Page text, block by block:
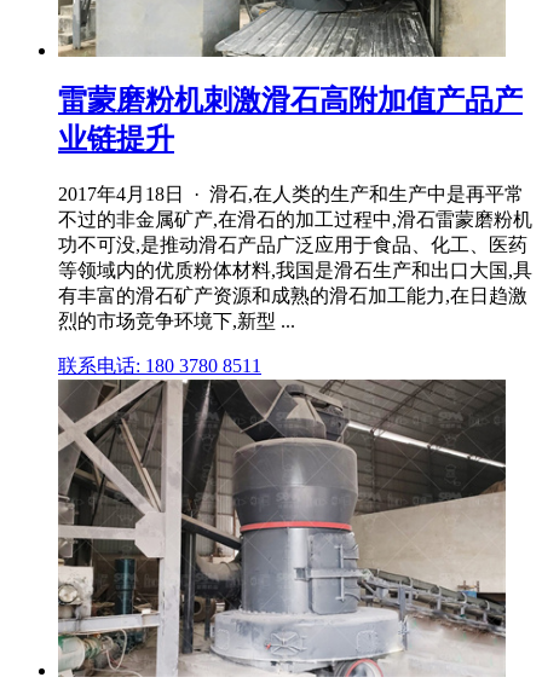
雷蒙磨粉机刺激滑石高附加值产品产
业链提升
2017年4月18日 · 滑石,在人类的生产和生产中是再平常
不过的非金属矿产,在滑石的加工过程中,滑石雷蒙磨粉机
功不可没,是推动滑石产品广泛应用于食品、化工、医药
等领域内的优质粉体材料,我国是滑石生产和出口大国,具
有丰富的滑石矿产资源和成熟的滑石加工能力,在日趋激
烈的市场竞争环境下,新型 ...
联系电话: 180 3780 8511